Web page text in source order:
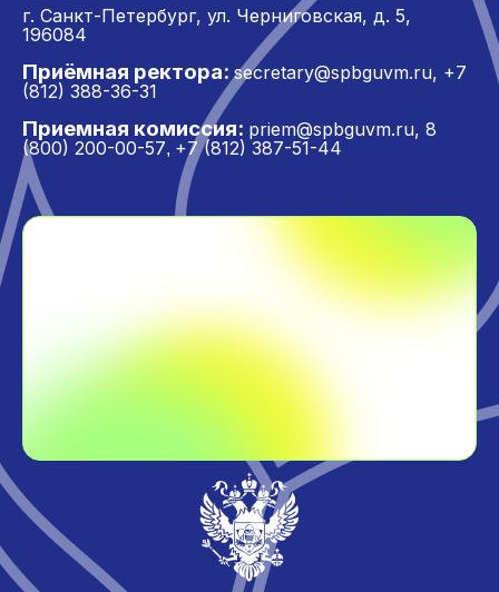
г. Санкт-Петербург, ул. Черниговская, д. 5,
196084
Приёмная ректора: secretary@spbguvm.ru, +7
(812) 388-36-31
Приемная комиссия: priem@spbguvm.ru, 8
(800) 200-00-57, +7 (812) 387-51-44